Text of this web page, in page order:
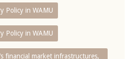
Policy in WAMU
Policy in WAMU
financial market infrastructures,